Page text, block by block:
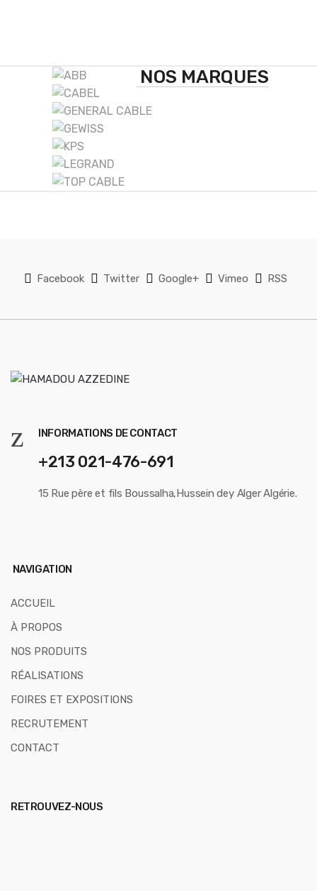
NOS MARQUES
o
s
Facebook Twitter Google+ Vimeo RSS
INFORMATIONS DE CONTACT
+213 021-476-691
15 Rue père et fils Boussalha,Hussein dey Alger Algérie.
NAVIGATION
ACCUEIL
À PROPOS
NOS PRODUITS
RÉALISATIONS
FOIRES ET EXPOSITIONS
RECRUTEMENT
CONTACT
RETROUVEZ-NOUS